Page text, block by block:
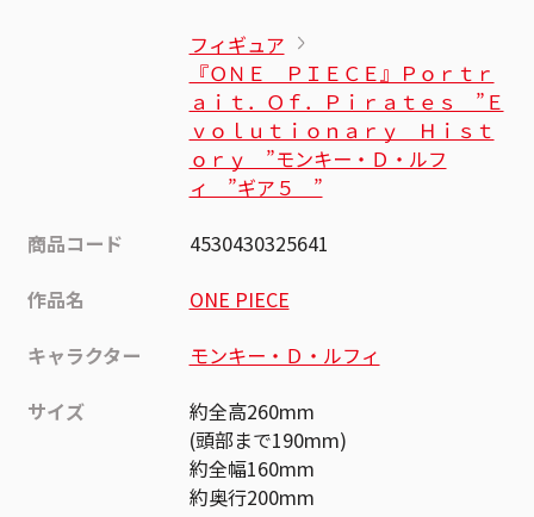
フィギュア
『ＯＮＥ ＰＩＥＣＥ』Ｐｏｒｔｒ
ａｉｔ．Ｏｆ．Ｐｉｒａｔｅｓ ”Ｅ
ｖｏｌｕｔｉｏｎａｒｙ Ｈｉｓｔ
ｏｒｙ ”モンキー・Ｄ・ルフ
ィ ”ギア５ ”
商品コード
4530430325641
作品名
ONE PIECE
キャラクター
モンキー・Ｄ・ルフィ
サイズ
約全高260mm
(頭部まで190mm)
約全幅160mm
約奥行200mm